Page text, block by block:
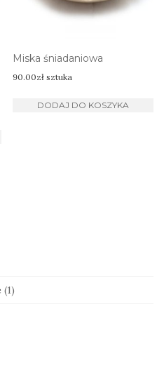
Miska śniadaniowa
90.00zł sztuka
DODAJ DO KOSZYKA
(1)